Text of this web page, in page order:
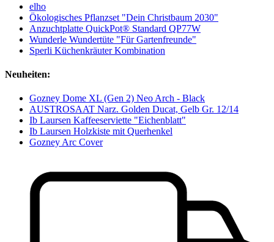
elho
Ökologisches Pflanzset "Dein Christbaum 2030"
Anzuchtplatte QuickPot® Standard QP77W
Wunderle Wundertüte "Für Gartenfreunde"
Sperli Küchenkräuter Kombination
Neuheiten:
Gozney Dome XL (Gen 2) Neo Arch - Black
AUSTROSAAT Narz. Golden Ducat, Gelb Gr. 12/14
Ib Laursen Kaffeeserviette "Eichenblatt"
Ib Laursen Holzkiste mit Querhenkel
Gozney Arc Cover